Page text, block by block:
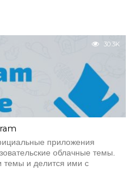
30.3K
приложения
облачные темы.
темы и делится ими с